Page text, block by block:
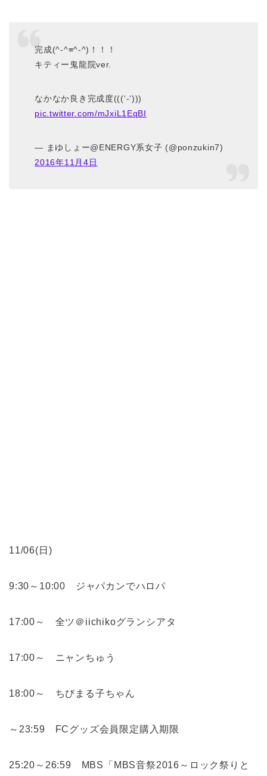
完成(^-^≡^-^)！！！
キティー鬼龍院ver.
なかなか良き完成度(((‘-‘)))
pic.twitter.com/mJxiL1EqBI
— まゆしょー@ENERGY系女子 (@ponzukin7)
2016年11月4日
11/06(日)
9:30～10:00 ジャパカンでハロパ
17:00～ 全ツ＠iichikoグランシアタ
17:00～ ニャンちゅう
18:00～ ちびまる子ちゃん
～23:59 FCグッズ会員限定購入期限
25:20～26:59 MBS「MBS音祭2016～ロック祭りと